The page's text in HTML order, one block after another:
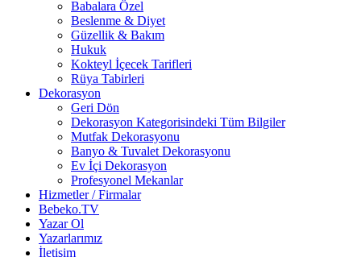
Babalara Özel
Beslenme & Diyet
Güzellik & Bakım
Hukuk
Kokteyl İçecek Tarifleri
Rüya Tabirleri
Dekorasyon
Geri Dön
Dekorasyon Kategorisindeki Tüm Bilgiler
Mutfak Dekorasyonu
Banyo & Tuvalet Dekorasyonu
Ev İçi Dekorasyon
Profesyonel Mekanlar
Hizmetler / Firmalar
Bebeko.TV
Yazar Ol
Yazarlarımız
İletişim